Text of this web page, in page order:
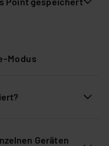
Modus
Geräten